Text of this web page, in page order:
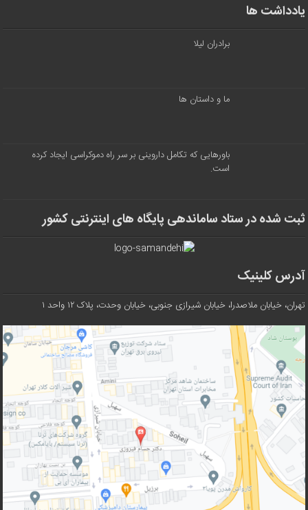
یادداشت ها
برادران لیلا
ما و داستان ها
باورهایی که تکامل داروینی بر سر راه دموکراسی ایجاد کرده
است.
ثبت شده در ستاد ساماندهی پایگاه های اینترنتی کشور
آدرس کلینیک
تهران، خیابان ملاصدرا، خیابان شیرازی جنوبی، خیابان وحدت، پلاک ۱۲ واحد ۱